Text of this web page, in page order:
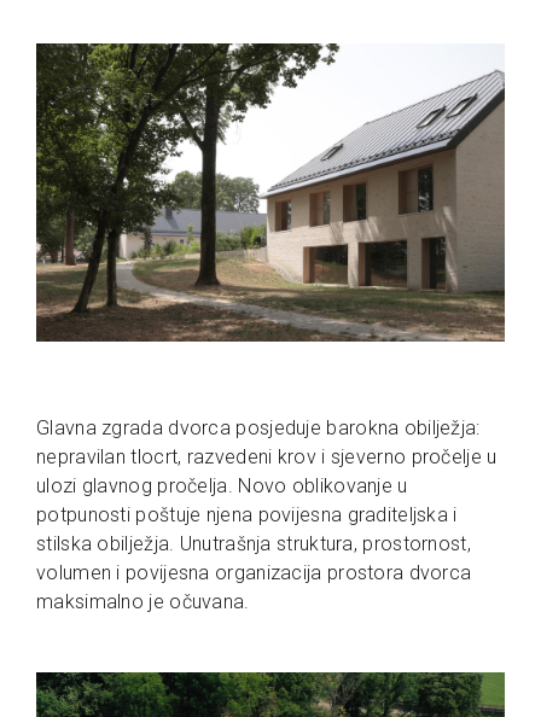
Glavna zgrada dvorca posjeduje barokna obilježja:
nepravilan tlocrt, razvedeni krov i sjeverno pročelje u
ulozi glavnog pročelja. Novo oblikovanje u
potpunosti poštuje njena povijesna graditeljska i
stilska obilježja. Unutrašnja struktura, prostornost,
volumen i povijesna organizacija prostora dvorca
maksimalno je očuvana.